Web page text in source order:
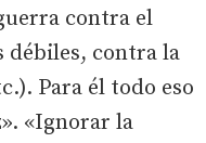
contra el
débiles, contra la
Para él todo eso
«Ignorar la